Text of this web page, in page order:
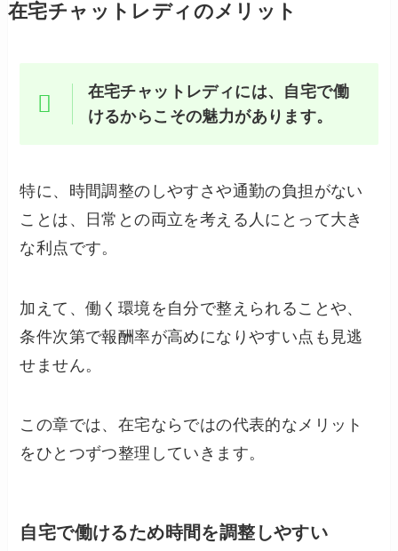
在宅チャットレディのメリット
在宅チャットレディには、自宅で働
けるからこその魅力があります。
特に、時間調整のしやすさや通勤の負担がない
ことは、日常との両立を考える人にとって大き
な利点です。
加えて、働く環境を自分で整えられることや、
条件次第で報酬率が高めになりやすい点も見逃
せません。
この章では、在宅ならではの代表的なメリット
をひとつずつ整理していきます。
自宅で働けるため時間を調整しやすい